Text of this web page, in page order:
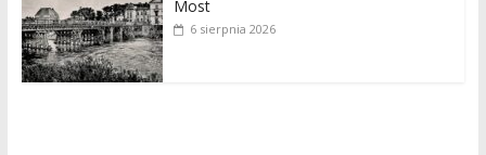
Most
6 sierpnia 2026